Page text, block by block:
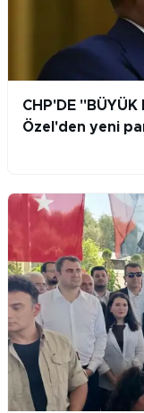
CHP'DE "BÜYÜK
Özel'den yeni